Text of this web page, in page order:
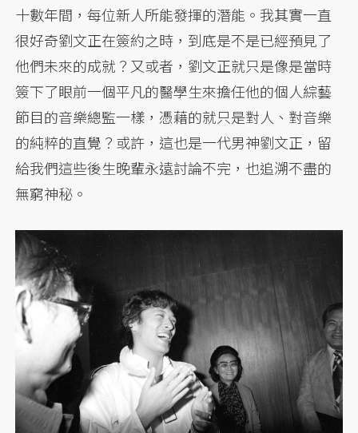
十數年間，每位新人所能發揮的潛能。我其實一直
很好奇劉文正在簽約之時，到底是不是已經預見了
他們未來的成就？又或者，劉文正就只是像是當時
簽下了眼前一個平凡的醫學生來擔任他的個人綜藝
節目的音樂總監一樣，憑藉的就只是對人、對音樂
的純粹的直覺？或許，這也是一代男神劉文正，留
給我們這些後生晚輩永遠討論不完，也追溯不盡的
無窮神秘。